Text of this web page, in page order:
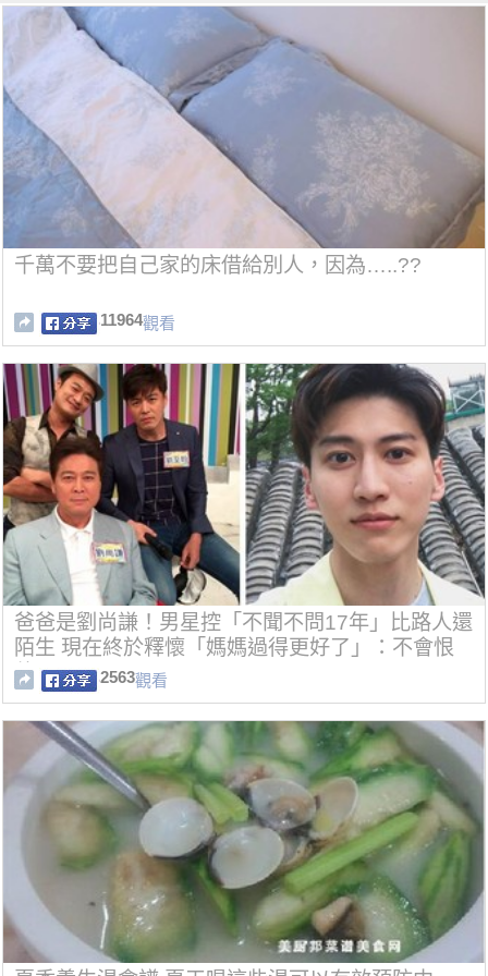
千萬不要把自己家的床借給別人，因為…..??
11964觀看
爸爸是劉尚謙！男星控「不聞不問17年」比路人還
陌生 現在終於釋懷「媽媽過得更好了」：不會恨
他
2563觀看